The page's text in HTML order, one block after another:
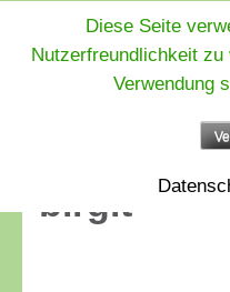
Inhalt
birgit
Diese Seite
Nutzerfreundlichkeit
Verwendung